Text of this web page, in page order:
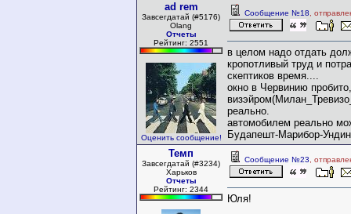
ad rem
Завсегдатай (#5176)
Olang
Отчеты
Рейтинг: 2551
Оценить сообщение!
Сообщение №18 ,
в целом надо отдать
кропотливый труд и
скептиков время....
окно в Червинию
реально.
автомобилем реально
Будапешт-Марибор-
Темп
Завсегдатай (#3234)
Харьков
Отчеты
Рейтинг: 2344
Сообщение №23 ,
Юля!